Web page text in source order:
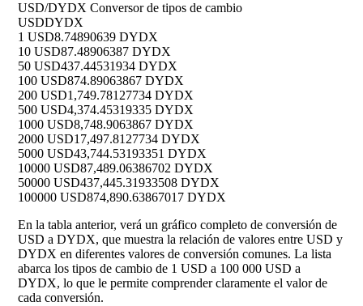
USD/DYDX Conversor de tipos de cambio
USDDYDX
1 USD8.74890639 DYDX
10 USD87.48906387 DYDX
50 USD437.44531934 DYDX
100 USD874.89063867 DYDX
200 USD1,749.78127734 DYDX
500 USD4,374.45319335 DYDX
1000 USD8,748.9063867 DYDX
2000 USD17,497.8127734 DYDX
5000 USD43,744.53193351 DYDX
10000 USD87,489.06386702 DYDX
50000 USD437,445.31933508 DYDX
100000 USD874,890.63867017 DYDX
En la tabla anterior, verá un gráfico completo de conversión de
USD a DYDX, que muestra la relación de valores entre USD y
DYDX en diferentes valores de conversión comunes. La lista
abarca los tipos de cambio de 1 USD a 100 000 USD a
DYDX, lo que le permite comprender claramente el valor de
cada conversión.